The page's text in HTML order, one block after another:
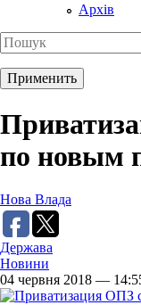
Архів
по новым
Нова Влада
Держава
Новини
04 червня 2018 —